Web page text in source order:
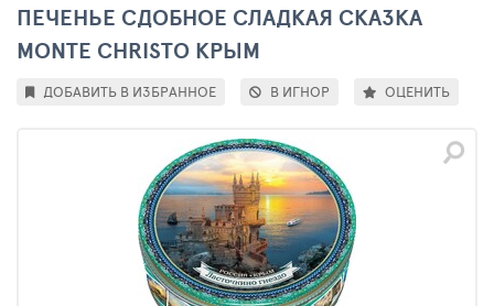
ПЕЧЕНЬЕ СДОБНОЕ СЛАДКАЯ СКАЗКА
MONTE CHRISTO КРЫМ
ДОБАВИТЬ В ИЗБРАННОЕ В ИГНОР ОЦЕНИТЬ